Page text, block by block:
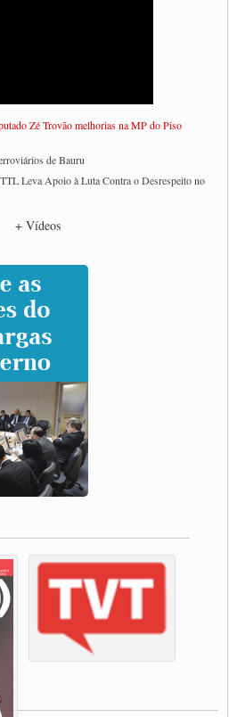
Zé Trovão melhorias na MP do Piso
de Bauru
Leva Apoio à Luta Contra o Desrespeito no
e cobram diálogo com Lula
participam de debate sobre saúde nas
para transporte rodoviário de cargas na
de Cargas e Caminhoneiros Autonomos
APOIO A CLASSE TRABALHADORA
em Defesa do Estado Democrático de Direito
balanço do 3º Congresso da CNTTL
do 1º de novembro
Assembleia para avaliar proposta de reajuste
trabalhadores em transportes está mantido,
sanitária nesta terça-feira (20)
#BR285, entrocamento que liga o Mercosul ao
na Castello Branco e fazem protesto
Contra Mulher e o Adoecimento da Classe
DE TRANSPORTE PARA A
NA PANDEMIA
DE TRANSPORTE
+ Vídeos